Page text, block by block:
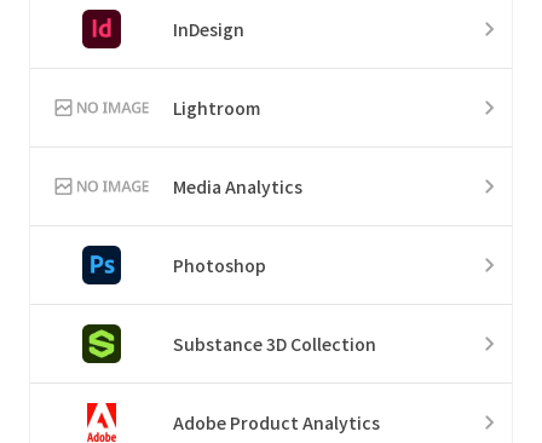
InDesign
Lightroom
Media Analytics
Photoshop
Substance 3D Collection
Adobe Product Analytics